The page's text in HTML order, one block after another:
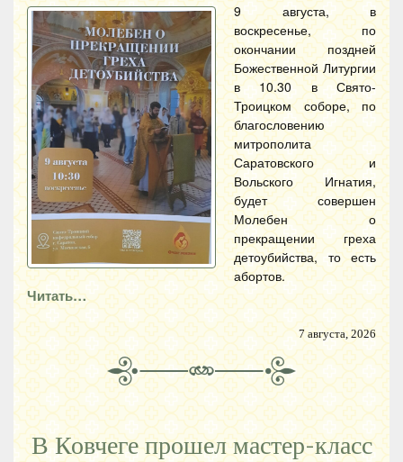
9 августа, в
воскресенье, по
окончании поздней
Божественной Литургии
в 10.30 в Свято-
Троицком соборе, по
благословению
митрополита
Саратовского и
Вольского Игнатия,
будет совершен
Молебен о
прекращении греха
детоубийства, то есть
абортов.
Читать…
7 августа, 2026
В Ковчеге прошел мастер-класс